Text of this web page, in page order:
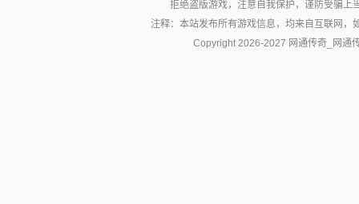
拒绝盗版游戏，注意自我保护，谨防受骗上
注释：本站发布所有游戏信息，均来自互联网
Copyright 2026-2027 网通传奇_网通